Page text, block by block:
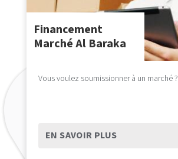
Financement
Marché Al Baraka
Vous voulez soumissionner à un marché ?
EN SAVOIR PLUS